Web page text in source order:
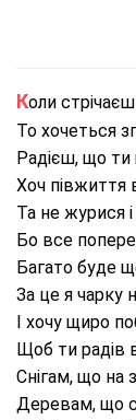
Коли
То хочеться
Радієш, що
Хоч півжиття
Та не журися
Бо все
Багато буде
За це я чарку
І хочу щиро
Щоб ти радів
Снігам, що на
Деревам, що